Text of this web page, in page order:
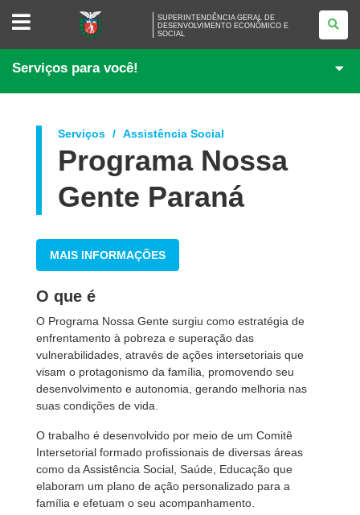
SUPERINTENDÊNCIA
DESENVOLVIMENTO
ECONÔMICO
E
SUPERINTENDÊNCIA GERAL DE
DESENVOLVIMENTO ECONÔMICO E
SOCIAL
Serviços para você!
Serviços Assistência Social
Programa Nossa
Gente Paraná
MAIS INFORMAÇÕES
O que é
O Programa Nossa Gente surgiu como estratégia de
enfrentamento à pobreza e superação das
vulnerabilidades, através de ações intersetoriais que
visam o protagonismo da família, promovendo seu
desenvolvimento e autonomia, gerando melhoria nas
suas condições de vida.
O trabalho é desenvolvido por meio de um Comitê
Intersetorial formado profissionais de diversas áreas
como da Assistência Social, Saúde, Educação que
elaboram um plano de ação personalizado para a
família e efetuam o seu acompanhamento.